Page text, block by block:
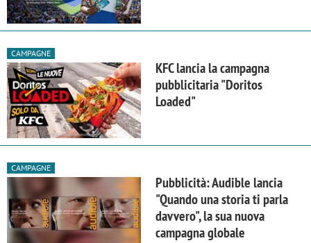
CAMPAGNE
KFC lancia la campagna
pubblicitaria "Doritos
Loaded"
CAMPAGNE
Pubblicità: Audible lancia
"Quando una storia ti parla
davvero", la sua nuova
campagna globale